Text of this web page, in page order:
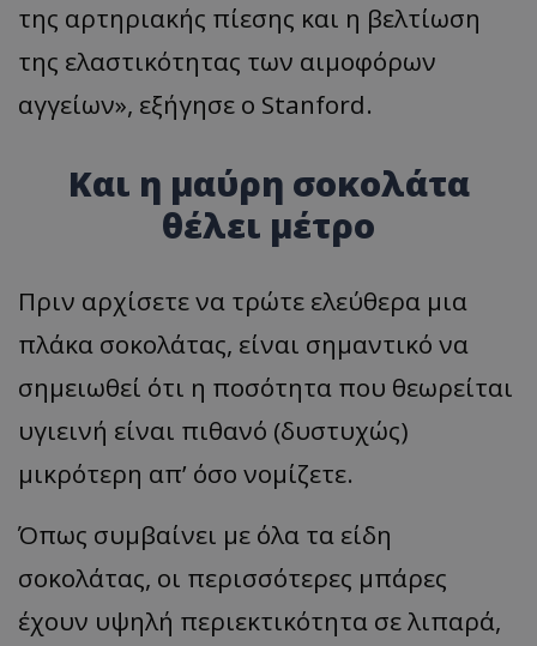
της αρτηριακής πίεσης και η βελτίωση
της ελαστικότητας των αιμοφόρων
αγγείων», εξήγησε ο Stanford.
Και η μαύρη σοκολάτα
θέλει μέτρο
Πριν αρχίσετε να τρώτε ελεύθερα μια
πλάκα σοκολάτας, είναι σημαντικό να
σημειωθεί ότι η ποσότητα που θεωρείται
υγιεινή είναι πιθανό (δυστυχώς)
μικρότερη απ’ όσο νομίζετε.
Όπως συμβαίνει με όλα τα είδη
σοκολάτας, οι περισσότερες μπάρες
έχουν υψηλή περιεκτικότητα σε λιπαρά,